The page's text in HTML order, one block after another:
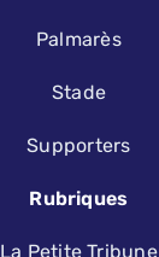
Palmarès
Stade
Supporters
Rubriques
La Petite Tribune